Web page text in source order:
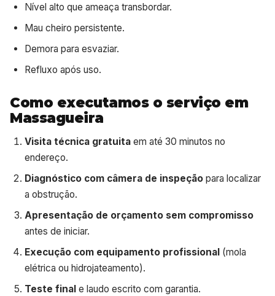
Nível alto que ameaça transbordar.
Mau cheiro persistente.
Demora para esvaziar.
Refluxo após uso.
Como executamos o serviço em
Massagueira
Visita técnica gratuita em até 30 minutos no
endereço.
Diagnóstico com câmera de inspeção para localizar
a obstrução.
Apresentação de orçamento sem compromisso
antes de iniciar.
Execução com equipamento profissional (mola
elétrica ou hidrojateamento).
Teste final e laudo escrito com garantia.